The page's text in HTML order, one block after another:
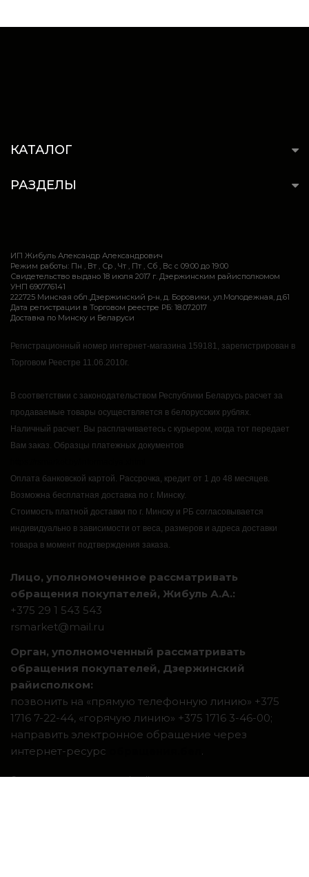
КАТАЛОГ
РАЗДЕЛЫ
ИП Жибуль Александр Александрович
Режим работы: Пн , Вт , Ср , Чт , Пт , Сб , Вс c 09:00 до 19:00
Свидетельство выдано 18 июля 2017 г. Дзержинским райисполкомом
УНП 690776141
222725 Минская обл.,Дзержинский р-н, д. Боровики, ул.Молодежная, д.61
Дата регистрации в Торговом реестре РБ: 18.07.2017
Доставка по Минску и Беларуси
Регистрационный номер интернет-магазина 159181, зарегистрирован в
Торговом Реестре 11.06.2010г.
В соответствии с законодательством Республики Беларусь расчет за
продаваемые товары осуществляется в белорусских рублях.
Наличный расчет. Вы расплачиваетесь с курьером, когда тот передает
Вам заказ. Образцы платежных документов
Оплата банковской картой. Рассрочка, кредит от 1 до 48 месяцев.
Возможна бесплатная доставка по г. Минску.
Стоимость платной доставки по г. Минску и РБ согласовывается
индивидуально в зависимости от веса, размеров и адреса доставки
товара в момент подтверждения заказа.
Лицо, уполномоченное рассматривать
обращения покупателей, Жибуль А.А.:
+375 29 1 543 543
rsmarket@mail.ru
Орган, уполномоченный рассматривать
обращения покупателей, Дзержинский
райисполком:
позвонить на «прямую телефонную линию» +375
1716 7-22-44, «горячую линию» +375 1716 3-46-00;
направить электронное обращение через
интернет-ресурс
.
Система интернет-магазинов beseller